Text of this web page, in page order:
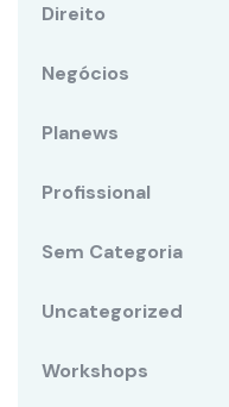
Direito
Negócios
Planews
Profissional
Sem Categoria
Uncategorized
Workshops